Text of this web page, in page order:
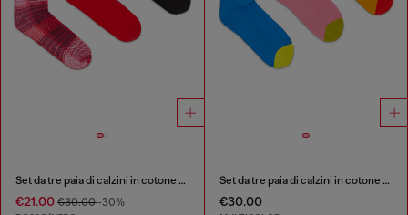
Set da tre paia di calzini in cotone con logo
€21.00 €30.00-30%
Set da tre paia di calzini in cotone con dettaglio logo
€30.00